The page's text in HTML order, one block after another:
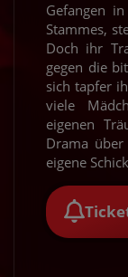
Gefangen
Stammes,
Doch ihr
gegen die
sich tapfer
viele
eigenen
Drama
eigene